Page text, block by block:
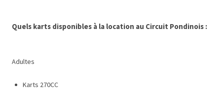
Quels karts disponibles à la location au Circuit Pondinois :
Adultes
Karts 270CC